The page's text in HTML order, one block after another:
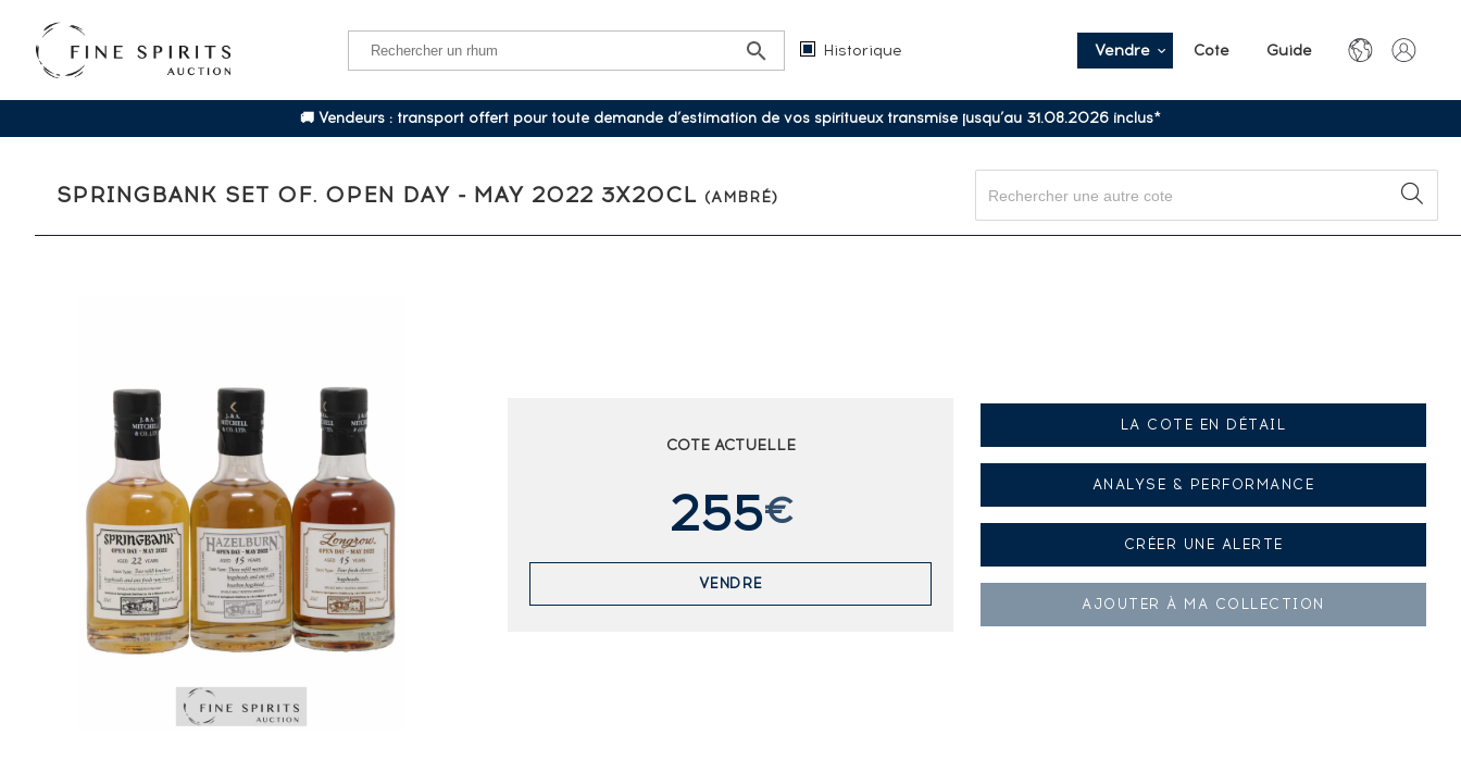
Historique Vendre Cote Guide
🚚 Vendeurs : transport offert pour toute demande d’estimation de vos spiritueux transmise jusqu’au 31.08.2026 inclus*
SPRINGBANK SET OF. OPEN DAY - MAY 2022 3X20CL (AMBRÉ)
COTE ACTUELLE
255€
VENDRE
LA COTE EN DÉTAIL
ANALYSE & PERFORMANCE
CRÉER UNE ALERTE
AJOUTER À MA COLLECTION